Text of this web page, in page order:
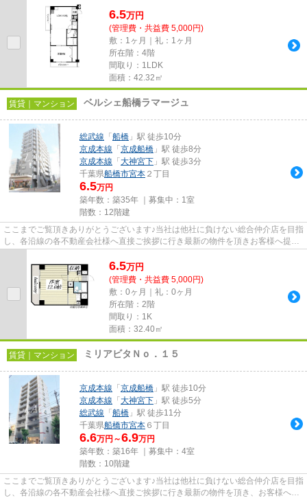
6.5万円
(管理費・共益費 5,000円)
敷：1ヶ月｜礼：1ヶ月
所在階：4階
間取り：1LDK
面積：42.32㎡
賃貸｜マンション ベルシェ船橋ラマージュ
総武線 「 船橋 」駅 徒歩10分
京成本線 「 京成船橋 」駅 徒歩8分
京成本線 「 大神宮下 」駅 徒歩3分
千葉県船橋市宮本 ２丁目
6.5万円
築年数：築35年 ｜募集中： 1室
階数：12階建
ここまでご覧頂きありがとうございます♪当社は他社に負けない総合仲介店を目指
し、各沿線の各不動産会社様へ直接ご挨拶に行き最新の物件を頂きお客様へ提供
6.5万円
(管理費・共益費 5,000円)
敷：0ヶ月｜礼：0ヶ月
所在階：2階
間取り：1K
面積：32.40㎡
賃貸｜マンション ミリアビタＮｏ．１５
京成本線 「 京成船橋 」駅 徒歩10分
京成本線 「 大神宮下 」駅 徒歩5分
総武線 「 船橋 」駅 徒歩11分
千葉県船橋市宮本 ６丁目
6.6万円～6.9万円
築年数：築16年 ｜募集中： 4室
階数：10階建
ここまでご覧頂きありがとうございます♪当社は他社に負けない総合仲介店を目指
し、各沿線の各不動産会社様へ直接ご挨拶に行き最新の物件を頂き、お客様へ提